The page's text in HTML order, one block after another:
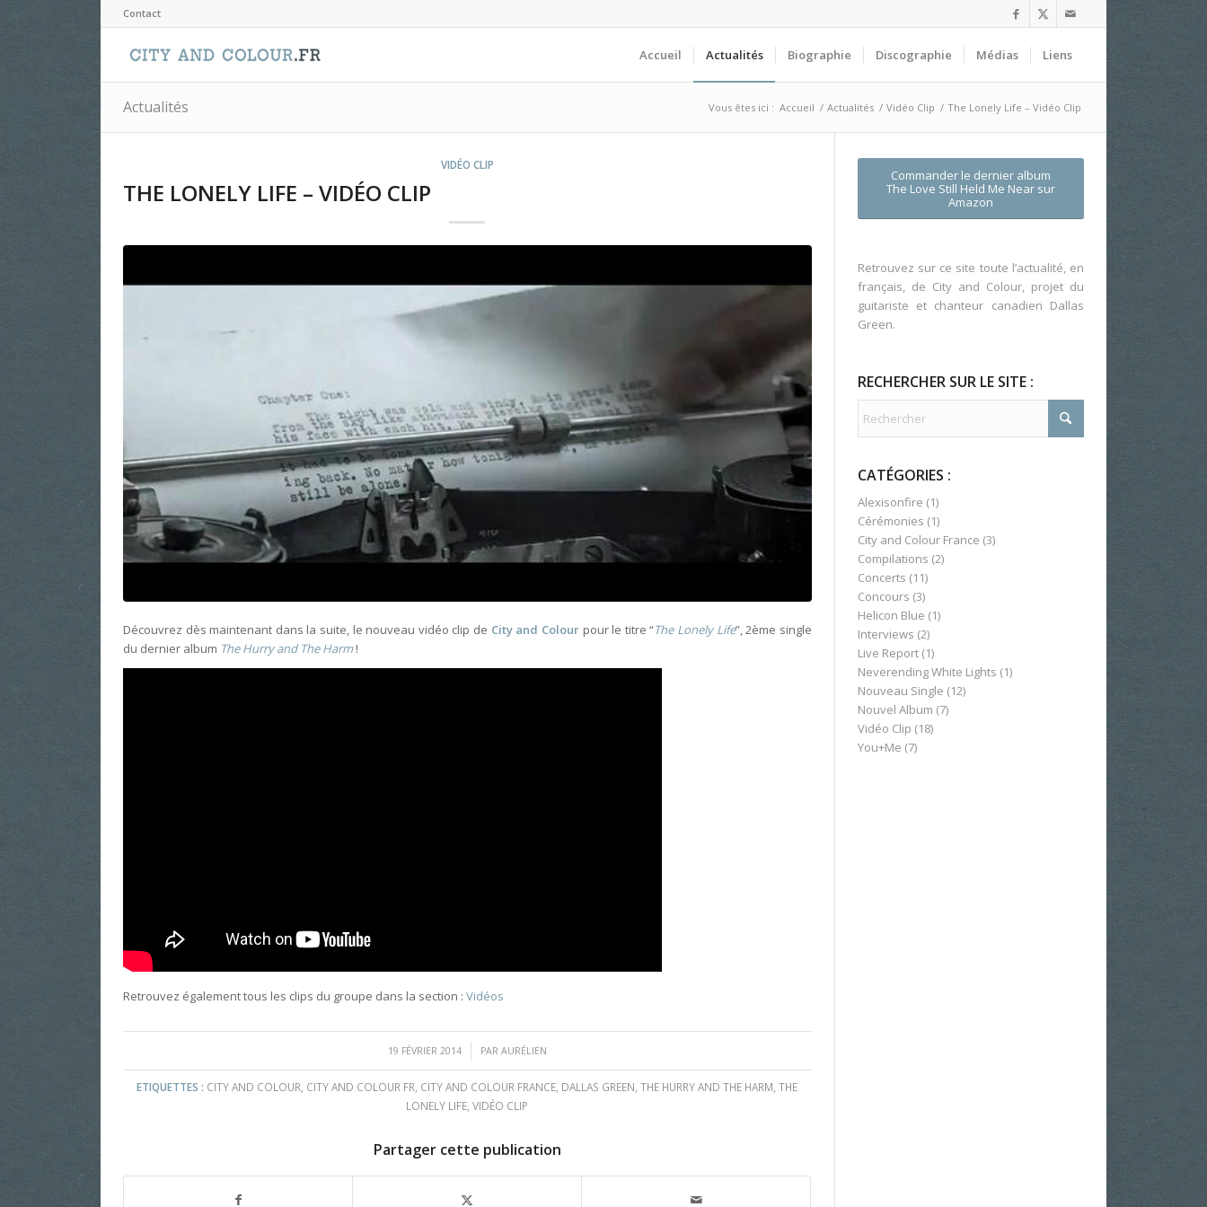
Contact
Accueil Actualités Biographie Discographie Médias Liens
Actualités Vous êtes ici : Accueil / Actualités / Vidéo Clip / The Lonely Life – Vidéo Clip
VIDÉO CLIP
THE LONELY LIFE – VIDÉO CLIP
Découvrez dès maintenant dans la suite, le nouveau vidéo clip de City and Colourpour le titre “The Lonely Life”, 2ème single
du dernier album The Hurry and The Harm!
Retrouvez également tous les clips du groupe dans la section : Vidéos
19 FÉVRIER 2014
/ PAR AURÉLIEN
ETIQUETTES : CITY AND COLOUR CITY AND COLOUR FR CITY AND COLOUR FRANCE DALLAS GREEN ,THE HURRY AND THE HARM ,THE
LONELY LIFE ,VIDÉO CLIP
Partager cette publication
Commander le dernier album
The Love Still Held Me Nearsur
Amazon
Retrouvez sur ce site toute l’actualité, en
français, de City and Colour, projet du
guitariste et chanteur canadien Dallas
Green.
RECHERCHER SUR LE SITE :
CATÉGORIES :
Alexisonfire (1)
Cérémonies (1)
City and Colour France (3)
Compilations (2)
Concerts (11)
Concours (3)
Helicon Blue (1)
Interviews (2)
Live Report(1)
Neverending White Lights (1)
Nouveau Single (12)
Nouvel Album (7)
Vidéo Clip (18)
You+Me (7)